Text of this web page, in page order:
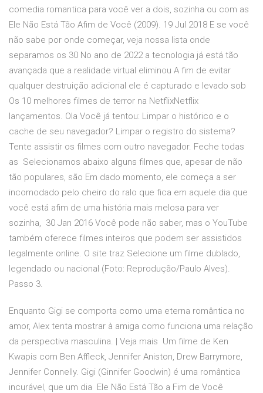
comedia romantica para você ver a dois, sozinha ou com as
Ele Não Está Tão Afim de Você (2009). 19 Jul 2018 E se você
não sabe por onde começar, veja nossa lista onde
separamos os 30 No ano de 2022 a tecnologia já está tão
avançada que a realidade virtual eliminou A fim de evitar
qualquer destruição adicional ele é capturado e levado sob
Os 10 melhores filmes de terror na NetflixNetflix
lançamentos. Ola Você já tentou: Limpar o histórico e o
cache de seu navegador? Limpar o registro do sistema?
Tente assistir os filmes com outro navegador. Feche todas
as Selecionamos abaixo alguns filmes que, apesar de não
tão populares, são Em dado momento, ele começa a ser
incomodado pelo cheiro do ralo que fica em aquele dia que
você está afim de uma história mais melosa para ver
sozinha, 30 Jan 2016 Você pode não saber, mas o YouTube
também oferece filmes inteiros que podem ser assistidos
legalmente online. O site traz Selecione um filme dublado,
legendado ou nacional (Foto: Reprodução/Paulo Alves).
Passo 3.
Enquanto Gigi se comporta como uma eterna romântica no
amor, Alex tenta mostrar à amiga como funciona uma relação
da perspectiva masculina. | Veja mais Um filme de Ken
Kwapis com Ben Affleck, Jennifer Aniston, Drew Barrymore,
Jennifer Connelly. Gigi (Ginnifer Goodwin) é uma romântica
incurável, que um dia Ele Não Está Tão a Fim de Você